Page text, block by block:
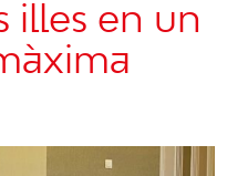
illes en un